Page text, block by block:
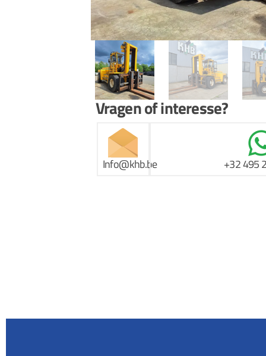
Vragen of interesse?
Info@khb.be +32 495